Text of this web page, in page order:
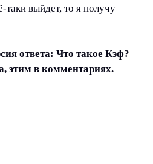
таки выйдет, то я получу
ответа: Что такое Кэф?
этим в комментариях.